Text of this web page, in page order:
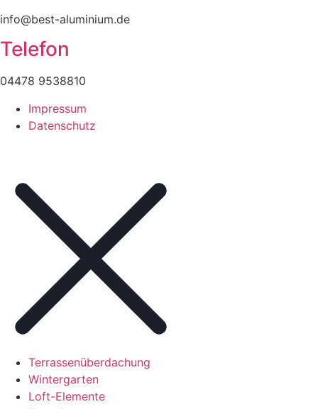
info@best-aluminium.de
Telefon
04478 9538810
Impressum
Datenschutz
Terrassenüberdachung
Wintergarten
Loft-Elemente